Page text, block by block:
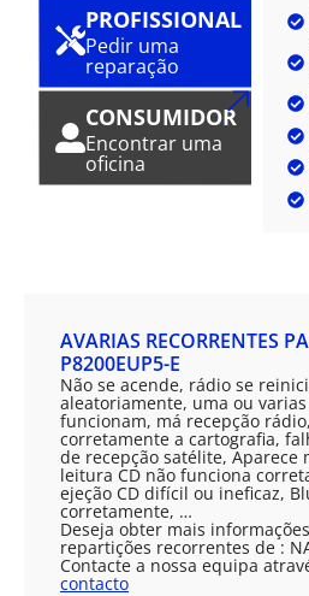
PROFISSIONAL
Pedir uma
reparação
CONSUMIDOR
Encontrar uma
oficina
AVARIAS RECORRENTES
P8200EUP5-E
Não se acende, rádio se
aleatoriamente, uma ou
funcionam, má recepção
corretamente a cartografia,
de recepção satélite, Aparece
leitura CD não funciona
ejeção CD difícil ou ineficaz,
corretamente, …
Deseja obter mais
repartições recorrentes de :
Contacte a nossa equipa
contacto